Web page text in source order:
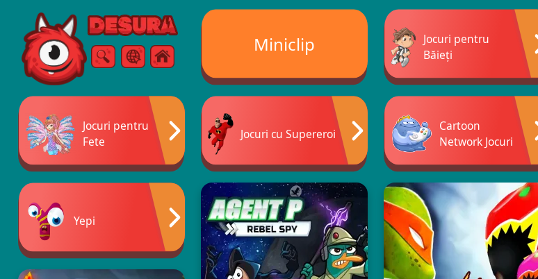
Free Online Games
CăutareMeniul
Miniclip
Jocuri pentru
Băieți
Jocuri pentru
Fete
Jocuri cu Supereroi
Cartoon
Network Jocuri
Yepi